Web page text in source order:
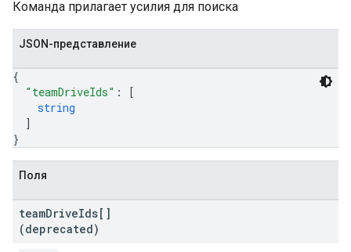
Команда прилагает усилия для поиска
JSON-представление
{
"teamDriveIds" :
[
string
]
}
Поля
teamDriveIds[]
(deprecated)